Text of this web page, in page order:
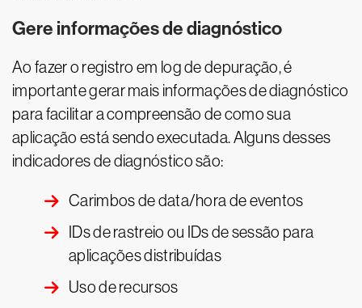
Gere informações de diagnóstico
Ao fazer o registro em log de depuração, é
importante gerar mais informações de diagnóstico
para facilitar a compreensão de como sua
aplicação está sendo executada. Alguns desses
indicadores de diagnóstico são:
Carimbos de data/hora de eventos
IDs de rastreio ou IDs de sessão para
aplicações distribuídas
Uso de recursos